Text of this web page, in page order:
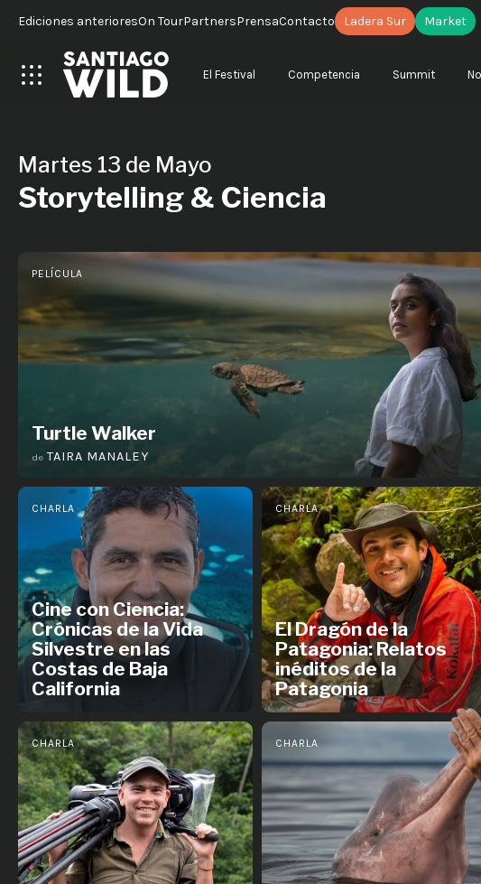
Ediciones anterioresOn TourPartnersPrensaContacto Ladera Sur Market
El Festival Competencia Summit
Martes 13 de Mayo
Storytelling & Ciencia
PELÍCULA
Turtle Walker
de TAIRA MANALEY
CHARLA
Cine con Ciencia:
Crónicas de la Vida
Silvestre en las
Costas de Baja
California
CHARLA
El Dragón de la
Patagonia: Relatos
inéditos de la
Patagonia
CHARLA CHARLA